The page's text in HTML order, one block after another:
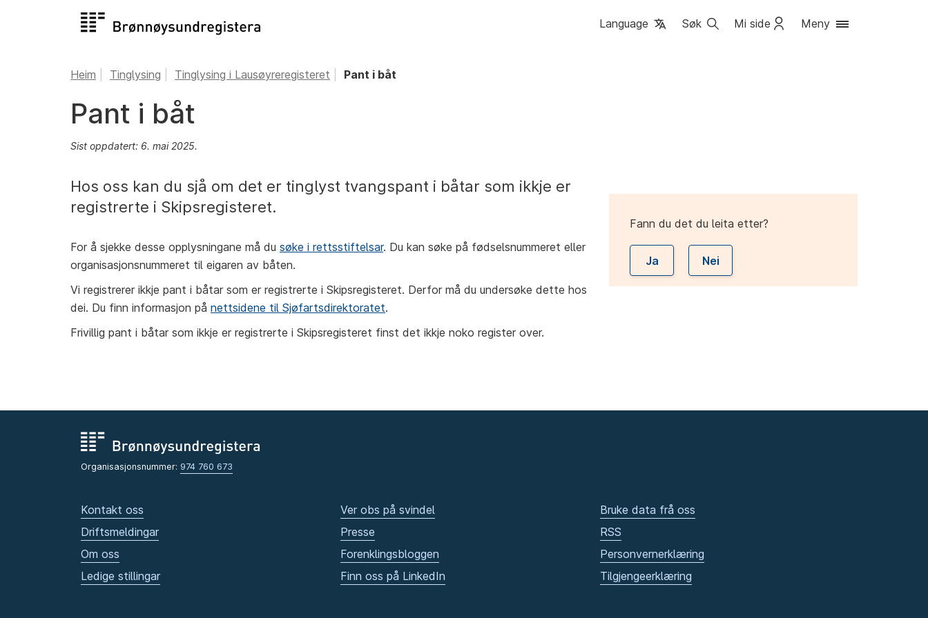
Language Søk Mi side Meny
Heim Tinglysing Tinglysing i Lausøyreregisteret Pant i båt
Pant i båt
Sist oppdatert: 6. mai 2025.
Hos oss kan du sjå om det er tinglyst tvangspant i båtar som ikkje er
registrerte i Skipsregisteret.
For å sjekke desse opplysningane må du søke i rettsstiftelsar. Du kan søke på fødselsnummeret eller
organisasjonsnummeret til eigaren av båten.
Vi registrerer ikkje pant i båtar som er registrerte i Skipsregisteret. Derfor må du undersøke dette hos
dei. Du finn informasjon på nettsidene til Sjøfartsdirektoratet.
Frivillig pant i båtar som ikkje er registrerte i Skipsregisteret finst det ikkje noko register over.
Fann du det du leita etter?
Ja Nei
Organisasjonsnummer: 974 760 673
Kontakt oss
Driftsmeldingar
Om oss
Ledige stillingar
Ver obs på svindel
Presse
Forenklingsbloggen
Finn oss på LinkedIn
Bruke data frå oss
RSS
Personvernerklæring
Tilgjengeerklæring